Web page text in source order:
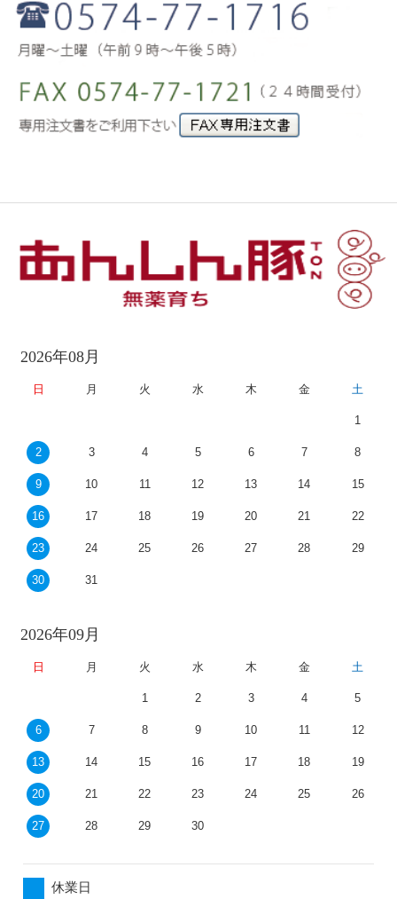
2026年08月
日 月 火 水 木 金 土
1
2 3 4 5 6 7 8
9 10 11 12 13 14 15
16 17 18 19 20 21 22
23 24 25 26 27 28 29
30 31
2026年09月
日 月 火 水 木 金 土
1 2 3 4 5
6 7 8 9 10 11 12
13 14 15 16 17 18 19
20 21 22 23 24 25 26
27 28 29 30
休業日